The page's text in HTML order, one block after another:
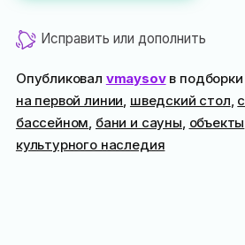
Исправить или дополнить
Опубликовал vmaysovв подборки
на первой линии, шведский стол, с
бассейном, бани и сауны, объекты
культурного наследия